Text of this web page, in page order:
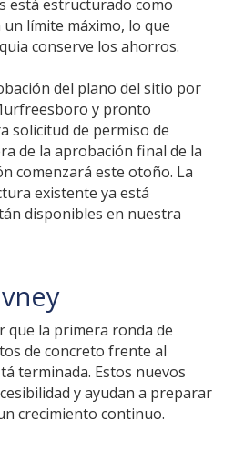
está estructurado como
límite máximo, lo que
conserve los ahorros.
del plano del sitio por
y pronto
solicitud de permiso de
de la aprobación final de la
comenzará este otoño. La
existente ya está
disponibles en nuestra
que la primera ronda de
de concreto frente al
terminada. Estos nuevos
y ayudan a preparar
crecimiento continuo.